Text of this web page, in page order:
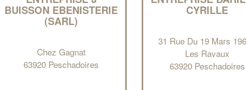
BUISSON EBENISTERIE
(SARL)
Chez Gagnat
63920 Peschadoires
CYRILLE
31 Rue Du 19 Mars
Les Ravaux
63920 Peschadoires